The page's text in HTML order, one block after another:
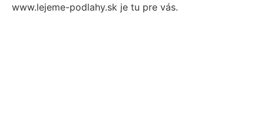
www.lejeme-podlahy.sk je tu pre vás.